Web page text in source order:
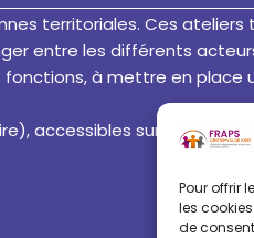
Pour offrir
les
de
territoriales. Ces
entre les différents
à mettre en
accessibles sur inscription